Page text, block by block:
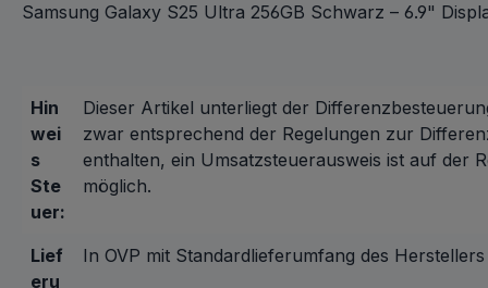
Samsung Galaxy S25 Ultra 256GB Schwarz – 6.9"
Hin
wei
s
Ste
uer:
Dieser Artikel unterliegt der
zwar entsprechend der Regelungen zur
enthalten, ein Umsatzsteuerausweis ist auf der
möglich.
Lief
eru
In OVP mit Standardlieferumfang des Herstellers